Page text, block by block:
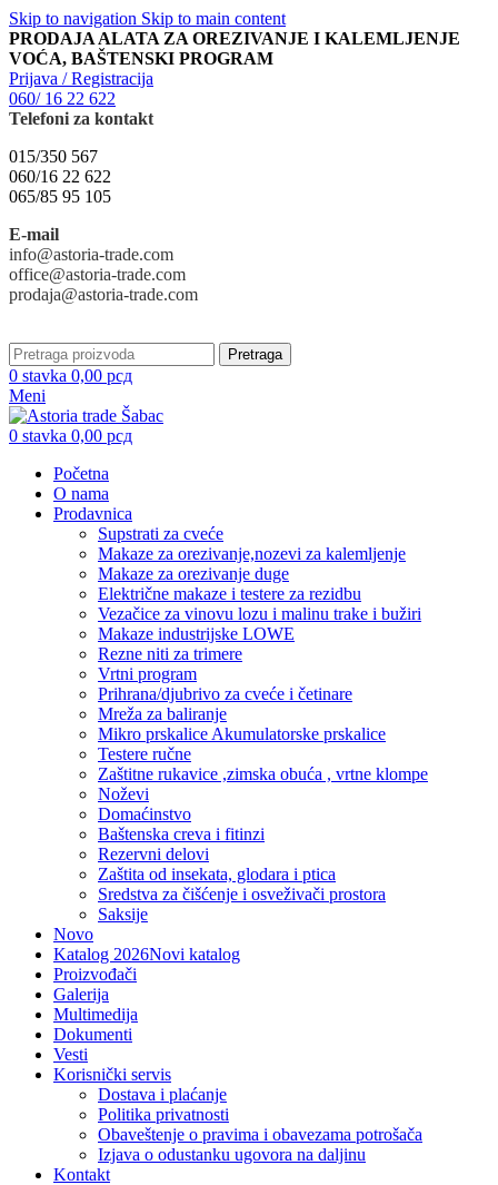
Skip to navigation Skip to main content
PRODAJA ALATA ZA OREZIVANJE I KALEMLJENJE
VOĆA, BAŠTENSKI PROGRAM
Prijava / Registracija
060/ 16 22 622
Telefoni za kontakt
015/350 567
060/16 22 622
065/85 95 105
E-mail
info@astoria-trade.com
office@astoria-trade.com
prodaja@astoria-trade.com
Pretraga
0 stavka 0,00 рсд
Meni
0 stavka 0,00 рсд
Početna
O nama
Prodavnica
Supstrati za cveće
Makaze za orezivanje,nozevi za kalemljenje
Makaze za orezivanje duge
Električne makaze i testere za rezidbu
Vezačice za vinovu lozu i malinu trake i bužiri
Makaze industrijske LOWE
Rezne niti za trimere
Vrtni program
Prihrana/djubrivo za cveće i četinare
Mreža za baliranje
Mikro prskalice Akumulatorske prskalice
Testere ručne
Zaštitne rukavice ,zimska obuća , vrtne klompe
Noževi
Domaćinstvo
Baštenska creva i fitinzi
Rezervni delovi
Zaštita od insekata, glodara i ptica
Sredstva za čišćenje i osveživači prostora
Saksije
Novo
Katalog 2026Novi katalog
Proizvođači
Galerija
Multimedija
Dokumenti
Vesti
Korisnički servis
Dostava i plaćanje
Politika privatnosti
Obaveštenje o pravima i obavezama potrošača
Izjava o odustanku ugovora na daljinu
Kontakt